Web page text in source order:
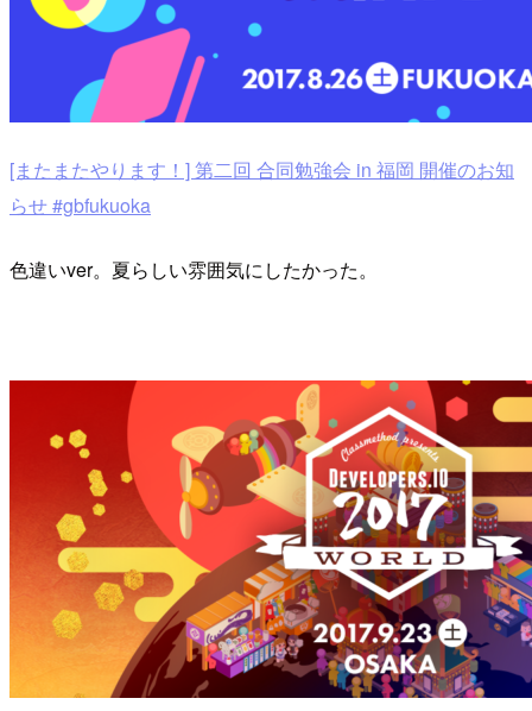
[またまたやります！] 第二回 合同勉強会 in 福岡 開催のお知
らせ #gbfukuoka
色違いver。夏らしい雰囲気にしたかった。